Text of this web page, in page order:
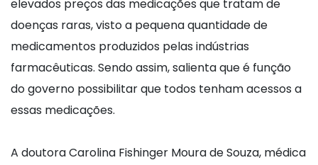
elevados preços das medicações que tratam de
doenças raras, visto a pequena quantidade de
medicamentos produzidos pelas indústrias
farmacêuticas. Sendo assim, salienta que é função
do governo possibilitar que todos tenham acessos a
essas medicações.
A doutora Carolina Fishinger Moura de Souza, médica